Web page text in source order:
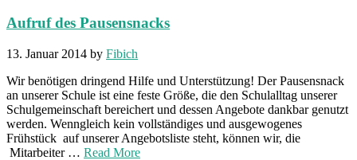
Aufruf des Pausensnacks
13. Januar 2014 by Fibich
Wir benötigen dringend Hilfe und Unterstützung! Der Pausensnack
an unserer Schule ist eine feste Größe, die den Schulalltag unserer
Schulgemeinschaft bereichert und dessen Angebote dankbar genutzt
werden. Wenngleich kein vollständiges und ausgewogenes
Frühstück auf unserer Angebotsliste steht, können wir, die
Mitarbeiter … Read More